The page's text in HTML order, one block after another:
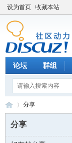
设为首页 收藏本站
论坛 群组
分享
分享